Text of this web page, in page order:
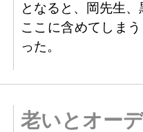
となると、岡先生
ここに含めてしま
った。
老いとオー